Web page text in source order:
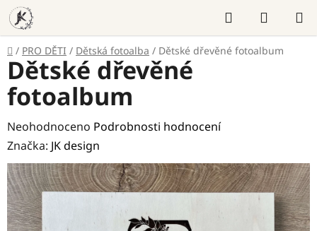
Přejít
na
obsah
Hledat
KOŠÍK
Domů
/ PRO DĚTI / Dětská fotoalba / Dětské dřevěné fotoalbum
Dětské dřevěné
fotoalbum
Průměrné
hodnocení
produktu
je
0,0
z
Neohodnoceno Podrobnosti hodnocení
Značka: JK design